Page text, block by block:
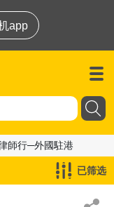
app
師行─外國駐港
已筛选